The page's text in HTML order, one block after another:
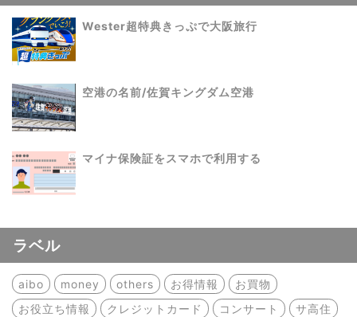
Wester超特典きっぷで大阪旅行
空港の名前/佐賀キングダム空港
マイナ保険証をスマホで利用する
ラベル
aibo money others お得情報
お買物
お役立ち情報
クレジットカード コンサート
サ高住